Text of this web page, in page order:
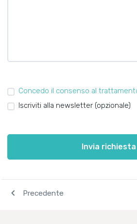
Concedo il consenso al
Iscriviti alla newsletter (opzionale)
Invia richiesta
navigate_before Precedente